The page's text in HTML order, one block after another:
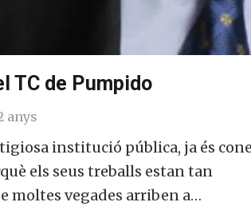
TC de Pumpido
anys
institució pública, ja és
els seus treballs estan tan
moltes vegades arriben a…